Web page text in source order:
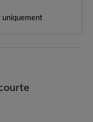
uniquement